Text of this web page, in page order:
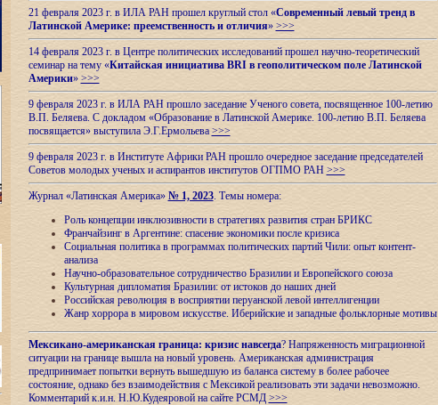
21 февраля 2023 г. в ИЛА РАН прошел круглый стол «Современный левый тренд в
Латинской Америке: преемственность и отличия» >>>
14 февраля 2023 г. в Центре политических исследований прошел научно-теоретический
семинар на тему «Китайская инициатива BRI в геополитическом поле Латинской
Америки» >>>
9 февраля 2023 г. в ИЛА РАН прошло заседание Ученого совета, посвященное 100-летию
В.П. Беляева. С докладом «Образование в Латинской Америке. 100-летию В.П. Беляева
посвящается» выступила Э.Г.Ермольева >>>
9 февраля 2023 г. в Институте Африки РАН прошло очередное заседание председателей
Советов молодых ученых и аспирантов институтов ОГПМО РАН >>>
Журнал «Латинская Америка» № 1, 2023. Темы номера:
Роль концепции инклюзивности в стратегиях развития стран БРИКС
Франчайзинг в Аргентине: спасение экономики после кризиса
Социальная политика в программах политических партий Чили: опыт контент-
анализа
Научно-образовательное сотрудничество Бразилии и Европейского союза
Культурная дипломатия Бразилии: от истоков до наших дней
Российская революция в восприятии перуанской левой интеллигенции
Жанр хоррора в мировом искусстве. Иберийские и западные фольклорные мотивы
Мексикано-американская граница: кризис навсегда? Напряженность миграционной
ситуации на границе вышла на новый уровень. Американская администрация
предпринимает попытки вернуть вышедшую из баланса систему в более рабочее
состояние, однако без взаимодействия с Мексикой реализовать эти задачи невозможно.
Комментарий к.и.н. Н.Ю.Кудеяровой на сайте РСМД >>>